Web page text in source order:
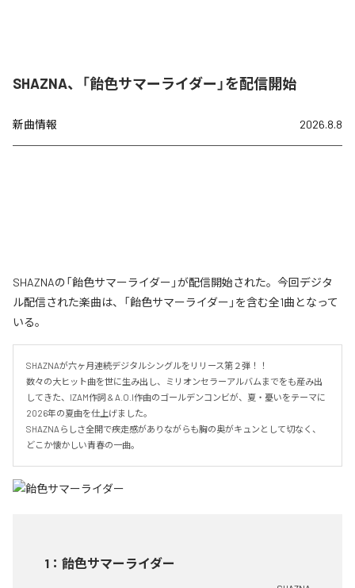
SHAZNA、「飴色サマーライダー」を配信開始
新曲情報 2026.8.8
SHAZNAの「飴色サマーライダー」が配信開始された。今回デジタ
ル配信された楽曲は、「飴色サマーライダー」を含む全1曲となって
いる。
SHAZNAが六ヶ月連続デジタルシングルをリリース第２弾！！
数々の大ヒット曲を世に生み出し、ミリオンセラーアルバムまでをも産み出
してきた、IZAM作詞 & A.O.I作曲のゴールデンコンビが、夏・憂いをテーマに
2026年の夏曲を仕上げました。
SHAZNAらしさ全開で疾走感がありながらも胸の奥がキュンとして切なく、
どこか懐かしい青春の一曲。
1 ： 飴色サマーライダー